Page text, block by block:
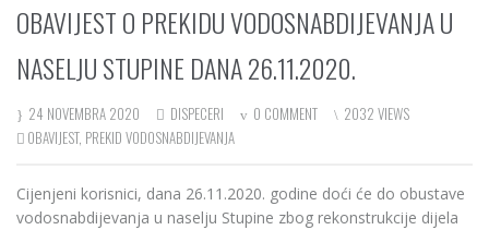
OBAVIJEST O PREKIDU VODOSNABDIJEVANJA U
NASELJU STUPINE DANA 26.11.2020.
24 NOVEMBRA 2020 DISPECERI 0 COMMENT
2032 VIEWS
OBAVIJEST, PREKID VODOSNABDIJEVANJA
Cijenjeni korisnici, dana 26.11.2020. godine doći će do obustave
vodosnabdijevanja u naselju Stupine zbog rekonstrukcije dijela